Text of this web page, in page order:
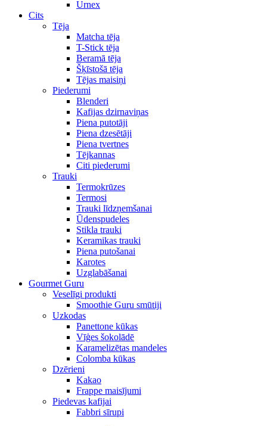
Urnex
Cits
Tēja
Matcha tēja
T-Stick tēja
Beramā tēja
Šķīstošā tēja
Tējas maisiņi
Piederumi
Blenderi
Kafijas dzirnaviņas
Piena putotāji
Piena dzesētāji
Piena tvertnes
Tējkannas
Citi piederumi
Trauki
Termokrūzes
Termosi
Trauki līdzņemšanai
Ūdenspudeles
Stikla trauki
Keramikas trauki
Piena putošanai
Karotes
Uzglabāšanai
Gourmet Guru
Veselīgi produkti
Smoothie Guru smūtiji
Uzkodas
Panettone kūkas
Vīģes šokolādē
Karamelizētas mandeles
Colomba kūkas
Dzērieni
Kakao
Frappe maisījumi
Piedevas kafijai
Fabbri sīrupi